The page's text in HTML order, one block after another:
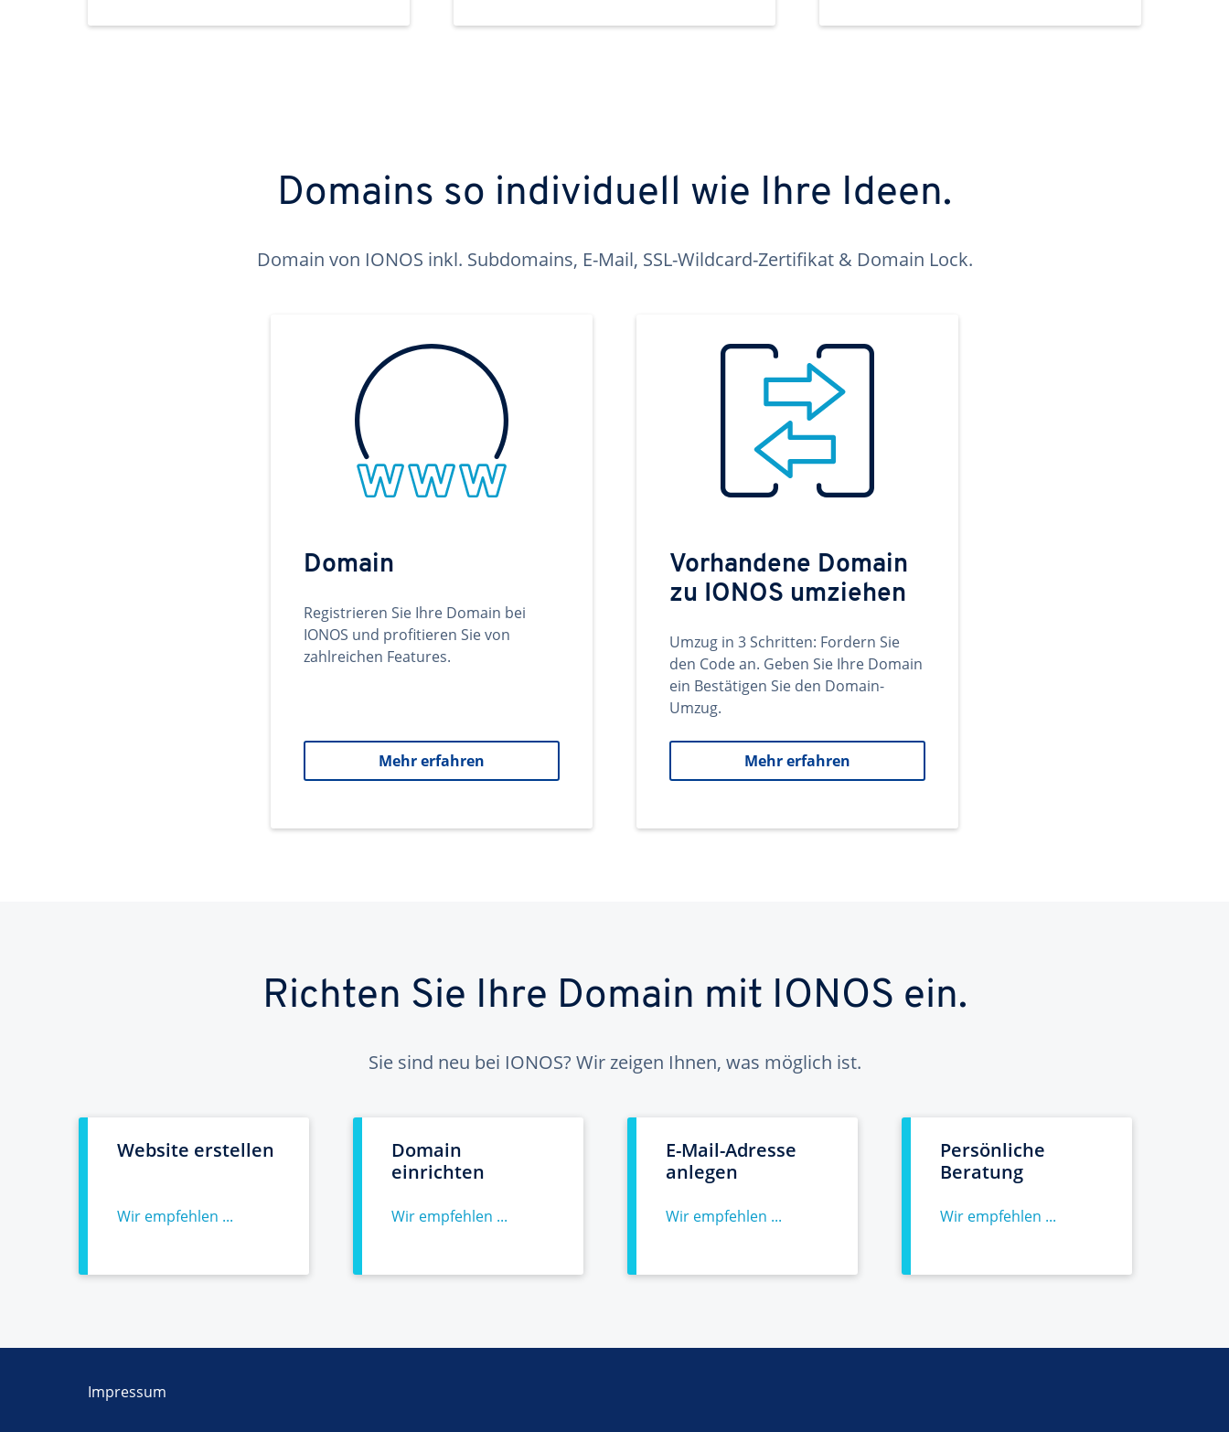
Domains so individuell wie Ihre Ideen.
Domain von IONOS inkl. Subdomains, E-Mail, SSL-Wildcard-Zertifikat & Domain Lock.
Domain
Registrieren Sie Ihre Domain bei
IONOS und profitieren Sie von
zahlreichen Features.
Mehr erfahren
Vorhandene Domain
zu IONOS umziehen
Umzug in 3 Schritten: Fordern Sie
den Code an. Geben Sie Ihre Domain
ein Bestätigen Sie den Domain-
Umzug.
Mehr erfahren
Richten Sie Ihre Domain mit IONOS ein.
Sie sind neu bei IONOS? Wir zeigen Ihnen, was möglich ist.
Website erstellen
Wir empfehlen ...
Domain
einrichten
Wir empfehlen ...
E-Mail-Adresse
anlegen
Wir empfehlen ...
Persönliche
Beratung
Wir empfehlen ...
Impressum